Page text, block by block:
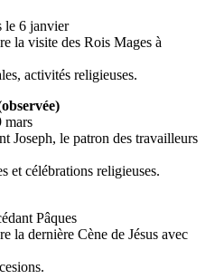
le 6 janvier
la visite des Rois Mages à
activités religieuses.
mars
Joseph, le patron des travailleurs
et célébrations religieuses.
Pâques
la dernière Cène de Jésus avec